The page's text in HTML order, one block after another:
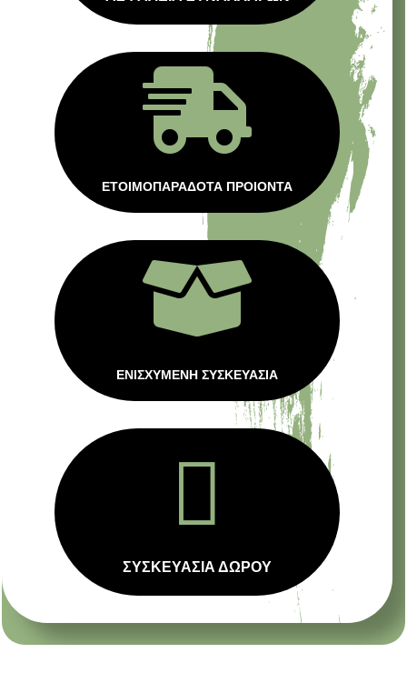

ΕΤΟΙΜΟΠΑΡΑΔΟΤΑ ΠΡΟΙΟΝΤΑ

ΕΝΙΣΧΥΜΕΝΗ ΣΥΣΚΕΥΑΣΙΑ

ΣΥΣΚΕΥΑΣΙΑ ΔΩΡΟΥ